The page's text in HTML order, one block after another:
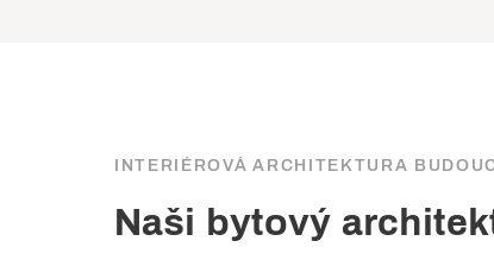
INTERIÉROVÁ ARCHITEKTURA
Naši bytový